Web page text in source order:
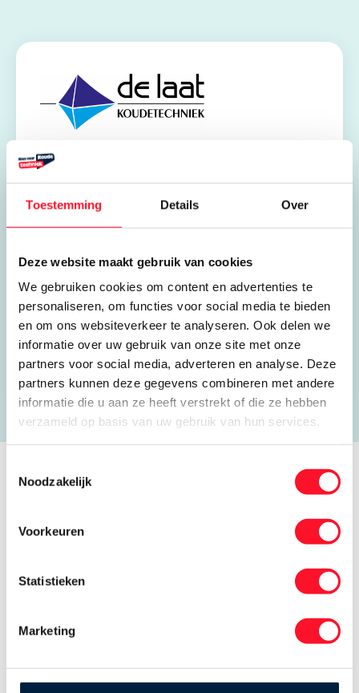
Toestemming Details Over
Deze website maakt gebruik van cookies
We gebruiken cookies om content en advertenties te
personaliseren, om functies voor social media te bieden
en om ons websiteverkeer te analyseren. Ook delen we
informatie over uw gebruik van onze site met onze
partners voor social media, adverteren en analyse. Deze
partners kunnen deze gegevens combineren met andere
informatie die u aan ze heeft verstrekt of die ze hebben
verzameld op basis van uw gebruik van hun services.
Noodzakelijk
Voorkeuren
Statistieken
Marketing
De Laat Koudetechniek
5324 JL Ammerzoden
e.pijnenburg@delaat.nl
Open website
Verhalen van koele kikkers